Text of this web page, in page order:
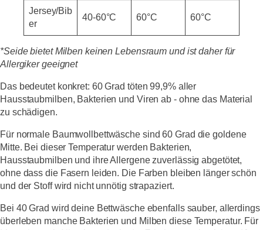
Jersey/Bib
er
40-60°C 60°C 60°C
*Seide bietet Milben keinen Lebensraum und ist daher für
Allergiker geeignet
Das bedeutet konkret: 60 Grad töten 99,9% aller
Hausstaubmilben, Bakterien und Viren ab - ohne das Material
zu schädigen.
Für normale Baumwollbettwäsche sind 60 Grad die goldene
Mitte. Bei dieser Temperatur werden Bakterien,
Hausstaubmilben und ihre Allergene zuverlässig abgetötet,
ohne dass die Fasern leiden. Die Farben bleiben länger schön
und der Stoff wird nicht unnötig strapaziert.
Bei 40 Grad wird deine Bettwäsche ebenfalls sauber, allerdings
überleben manche Bakterien und Milben diese Temperatur. Für